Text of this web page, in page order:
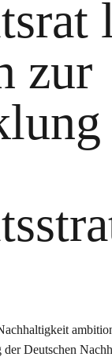
zur
Deutschen